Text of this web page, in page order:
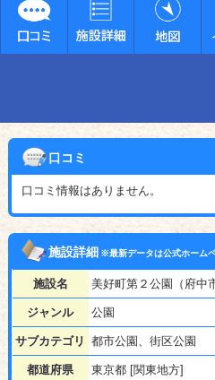
口コミ
口コミ情報はありません。
施設詳細※最新データは公式ホーム
施設名 美好町第２公園（府中
ジャンル 公園
サブカテゴリ 都市公園、街区公園
都道府県 東京都 [関東地方]